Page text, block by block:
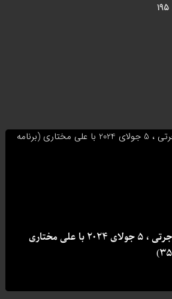
پاسخ به سوالات مهاجرتی ، 5 جولای 2024 با علی مختاری